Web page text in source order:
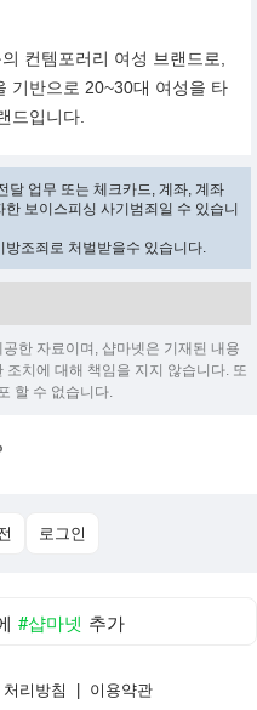
컨템포러리 여성 브랜드로,
기반으로 20~30대 여성을 타
드입니다.
달 업무 또는 체크카드, 계좌, 계좌
보이스피싱 사기범죄일 수 있습니
조죄로 처벌받을수 있습니다.
한 자료이며, 샵마넷은 기재된 내용
치에 대해 책임을 지지 않습니다. 또
할 수 없습니다.
로그인
#샵마넷 추가
리방침
이용약관